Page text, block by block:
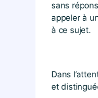
sans
appeler à
à ce sujet.
Dans
et